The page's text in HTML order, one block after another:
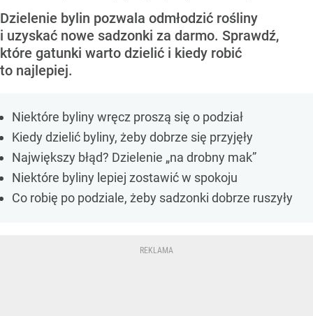
Dzielenie bylin pozwala odmłodzić rośliny
i uzyskać nowe sadzonki za darmo. Sprawdź,
które gatunki warto dzielić i kiedy robić
to najlepiej.
Niektóre byliny wręcz proszą się o podział
Kiedy dzielić byliny, żeby dobrze się przyjęły
Największy błąd? Dzielenie „na drobny mak”
Niektóre byliny lepiej zostawić w spokoju
Co robię po podziale, żeby sadzonki dobrze ruszyły